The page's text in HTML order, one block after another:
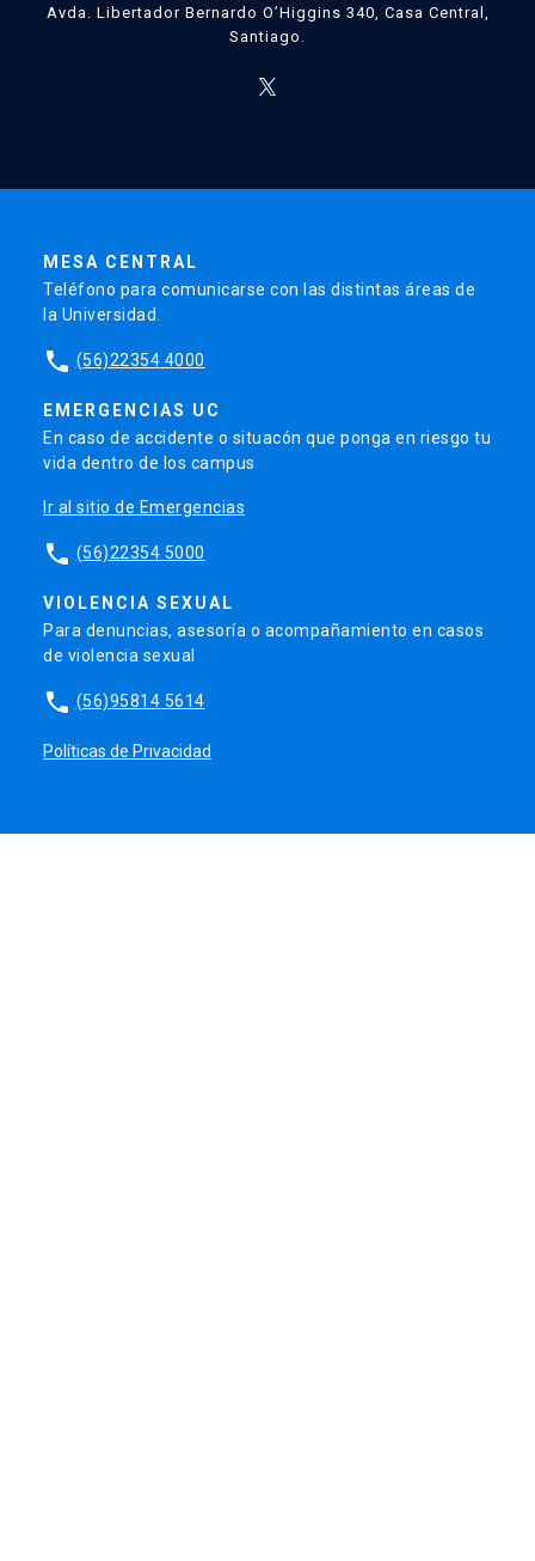
Avda. Libertador Bernardo O’Higgins 340, Casa Central,
Santiago.
MESA CENTRAL
Teléfono para comunicarse con las distintas áreas de
la Universidad.
phone (56)22354 4000
EMERGENCIAS UC
En caso de accidente o situacón que ponga en riesgo tu
vida dentro de los campus
Ir al sitio de Emergencias
phone (56)22354 5000
VIOLENCIA SEXUAL
Para denuncias, asesoría o acompañamiento en casos
de violencia sexual
phone (56)95814 5614
Políticas de Privacidad